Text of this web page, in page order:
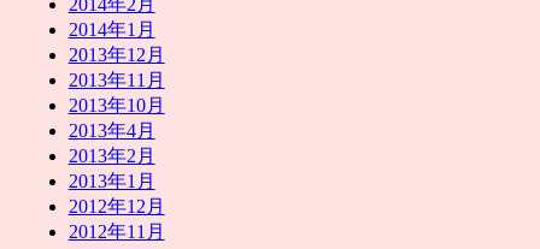
2014年2月
2014年1月
2013年12月
2013年11月
2013年10月
2013年4月
2013年2月
2013年1月
2012年12月
2012年11月